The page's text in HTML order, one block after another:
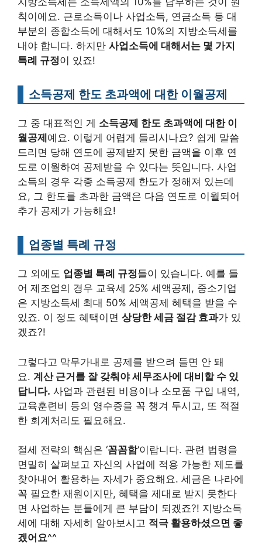
칙이에요. 근로소득이나 사업소득, 연금소득 등 대
부분의 종합소득에 대해서도 10%의 지방소득세를
내야 합니다. 하지만 사업소득에 대해서는 몇 가지
특례 규정이 있죠!
소득공제 한도 초과액에 대한 이월공제
그 중 대표적인 게 소득공제 한도 초과액에 대한 이
월공제 예요. 이렇게 어렵게 들리시나요? 쉽게 말씀
드리면 당해 연도에 공제받지 못한 금액을 이후 연
도로 이월하여 공제받을 수 있다는 뜻입니다. 사업
소득의 경우 각종 소득공제 한도가 정해져 있는데
요, 그 한도를 초과한 금액은 다음 연도로 이월되어
추가 공제가 가능해요!
업종별 특례 규정
그 외에도 업종별 특례 규정들이 있습니다. 예를 들
어 제조업의 경우 교육세 25% 세액공제, 중소기업
은 지방소득세 최대 50% 세액공제 혜택을 받을 수
있죠. 이 정도 혜택이면 상당한 세금 절감 효과가 있
겠죠?!
그렇다고 막무가내로 공제를 받으려 들면 안 돼
요. 계산 근거를 잘 갖춰야 세무조사에 대비할 수 있
답니다. 사업과 관련된 비용이나 소모품 구입 내역,
교육훈련비 등의 영수증을 꼭 챙겨 두시고, 또 적절
한 회계처리도 필요해요.
절세 전략의 핵심은 ‘꼼꼼함‘이랍니다. 관련 법령을
면밀히 살펴보고 자신의 사업에 적용 가능한 제도를
찾아내어 활용하는 자세가 중요해요. 세금은 나라에
꼭 필요한 재원이지만, 혜택을 제대로 받지 못한다
면 사업하는 분들에게 큰 부담이 되겠죠?! 지방소득
세에 대해 자세히 알아보시고 적극 활용하셨으면 좋
겠어요^^